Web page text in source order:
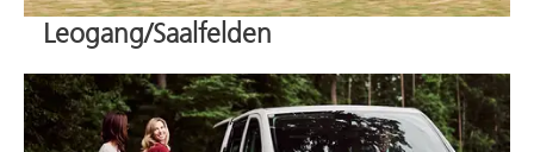
Leogang/Saalfelden